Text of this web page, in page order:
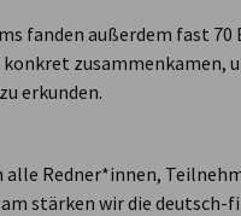
fanden außerdem fast
zusammenkamen,
erkunden.
alle Redner*innen,
stärken wir die